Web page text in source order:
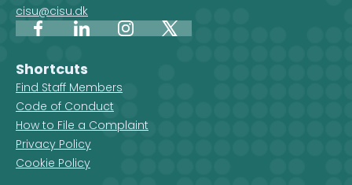
cisu@cisu.dk
FacebookLinkedInInstagram
X
Shortcuts
Find Staff Members
Code of Conduct
How to File a Complaint
Privacy Policy
Cookie Policy